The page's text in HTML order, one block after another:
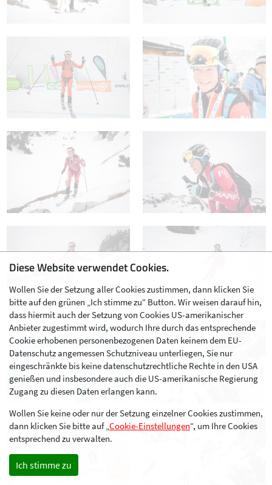
Diese Website verwendet Cookies.
Wollen Sie der Setzung aller Cookies zustimmen, dann klicken Sie
bitte auf den grünen „Ich stimme zu“ Button. Wir weisen darauf hin,
dass hiermit auch der Setzung von Cookies US-amerikanischer
Anbieter zugestimmt wird, wodurch Ihre durch das entsprechende
Cookie erhobenen personenbezogenen Daten keinem dem EU-
Datenschutz angemessen Schutzniveau unterliegen, Sie nur
eingeschränkte bis keine datenschutzrechtliche Rechte in den USA
genießen und insbesondere auch die US-amerikanische Regierung
Zugang zu diesen Daten erlangen kann.
Wollen Sie keine oder nur der Setzung einzelner Cookies zustimmen,
dann klicken Sie bitte auf „Cookie-Einstellungen“, um Ihre Cookies
entsprechend zu verwalten.
Ich stimme zu